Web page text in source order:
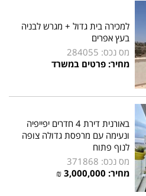
למכירה בית גדול + מגרש לבניה
בעץ אפרים
מס נכס: 284055
מחיר: פרטים במשרד
באורנית דירת 4 חדרים יפייפיה
ונעימה עם מרפסת גדולה צופה
לנוף פתוח
מס נכס: 371868
מחיר: 3,000,000 ₪